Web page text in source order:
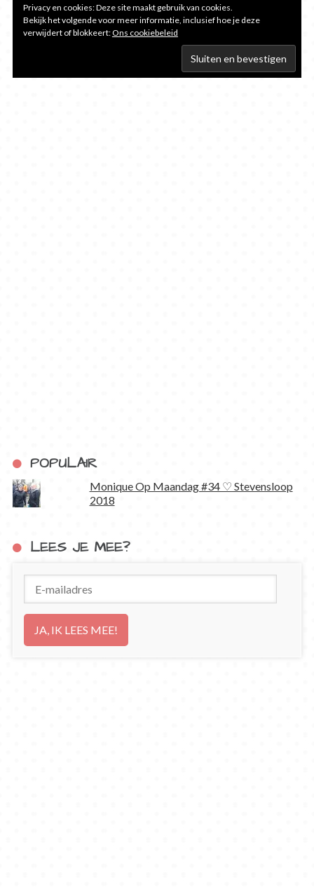
Privacy en cookies: Deze site maakt gebruik van cookies.
Bekijk het volgende voor meer informatie, inclusief hoe je deze
verwijdert of blokkeert:Ons cookiebeleid
POPULAIR
Monique Op Maandag #34 ♡ Stevensloop
2018
LEES JE MEE?
mailadres